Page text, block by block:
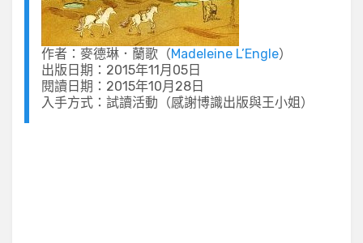
作者：麥德琳．蘭歌（Madeleine L’Engle）
出版日期：2015年11月05日
閱讀日期：2015年10月28日
入手方式：試讀活動（感謝博識出版與王小姐）